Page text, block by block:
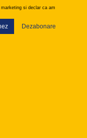
si declar ca am
Dezabonare